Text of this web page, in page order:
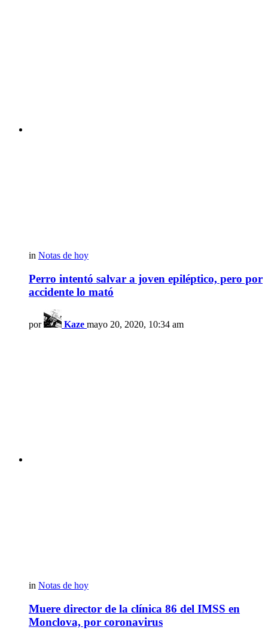
in Notas de hoy
Perro intentó salvar a joven epiléptico, pero por
accidente lo mató
por Kaze mayo 20, 2020, 10:34 am
in Notas de hoy
Muere director de la clínica 86 del IMSS en
Monclova, por coronavirus